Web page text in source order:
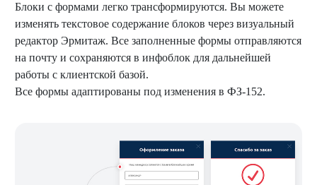
Блоки с формами легко трансформируются. Вы можете
изменять текстовое содержание блоков через визуальный
редактор Эрмитаж. Все заполненные формы отправляются
на почту и сохраняются в инфоблок для дальнейшей
работы с клиентской базой.
Все формы адаптированы под изменения в ФЗ-152.